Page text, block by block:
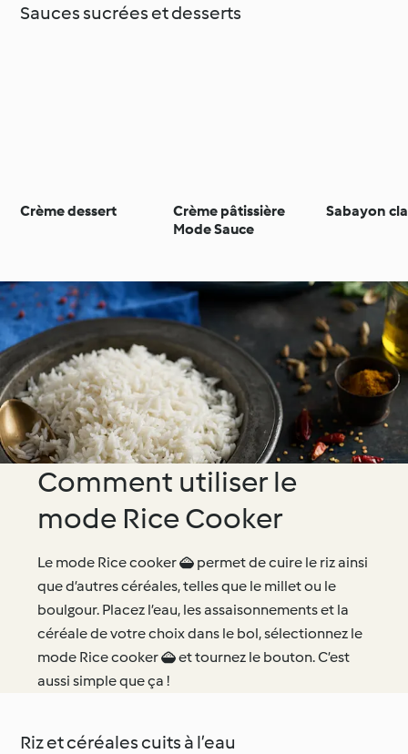
Sauces sucrées et desserts
Crème dessert
Crème pâtissière
Mode Sauce
Sabayon
Comment utiliser le
mode Rice Cooker
Le mode Rice cooker  permet de cuire le riz ainsi
que d’autres céréales, telles que le millet ou le
boulgour. Placez l’eau, les assaisonnements et la
céréale de votre choix dans le bol, sélectionnez le
mode Rice cooker  et tournez le bouton. C’est
aussi simple que ça !
Riz et céréales cuits à l’eau